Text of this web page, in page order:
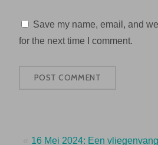
Save my name, email, and
for the next time I comment.
16 Mei 2024: Een